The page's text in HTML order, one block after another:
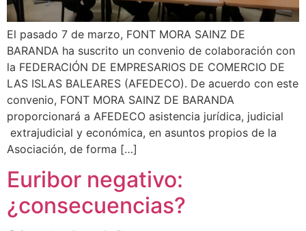
El pasado 7 de marzo, FONT MORA SAINZ DE
BARANDA ha suscrito un convenio de colaboración con
la FEDERACIÓN DE EMPRESARIOS DE COMERCIO DE
LAS ISLAS BALEARES (AFEDECO). De acuerdo con este
convenio, FONT MORA SAINZ DE BARANDA
proporcionará a AFEDECO asistencia jurídica, judicial
extrajudicial y económica, en asuntos propios de la
Asociación, de forma […]
Euribor negativo:
¿consecuencias?